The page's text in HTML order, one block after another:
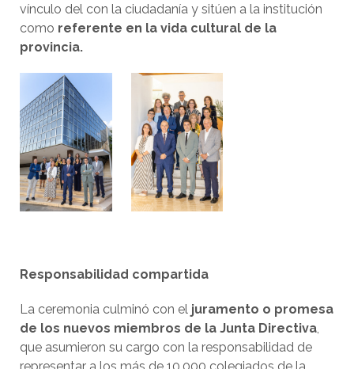
vínculo del con la ciudadanía y sitúen a la institución
como referente en la vida cultural de la
provincia.
Responsabilidad compartida
La ceremonia culminó con el juramento o promesa
de los nuevos miembros de la Junta Directiva
que asumieron su cargo con la responsabilidad de
representar a los más de 10.000 colegiados de la